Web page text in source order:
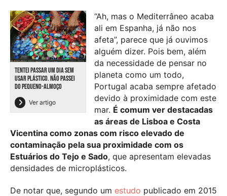
TENTEI PASSAR UM DIA SEM
USAR PLÁSTICO. NÃO PASSEI
DO PEQUENO-ALMOÇO
Ver artigo
“Ah, mas o Mediterrâneo acaba
ali em Espanha, já não nos
afeta”, parece que já ouvimos
alguém dizer. Pois bem, além
da necessidade de pensar no
planeta como um todo,
Portugal acaba sempre afetado
devido à proximidade com este
mar. É comum ver destacadas
as áreas de Lisboa e Costa
Vicentina como zonas com risco elevado de
contaminação pela sua proximidade com os
Estuários do Tejo e Sado, que apresentam elevadas
densidades de microplásticos.
De notar que, segundo um estudo publicado em 2015